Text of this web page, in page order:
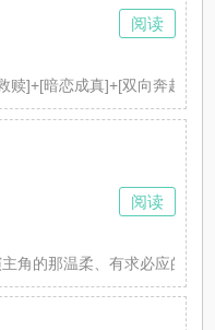
救赎]+[暗恋成真]+[双向奔
阅读
主角的那温柔、有求必应
阅读